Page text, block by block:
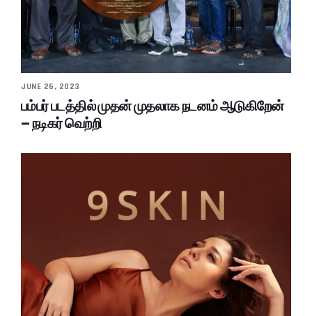
JUNE 26, 2023
பம்பர் படத்தில் முதன் முதலாக நடனம் ஆடுகிறேன்
– நடிகர் வெற்றி